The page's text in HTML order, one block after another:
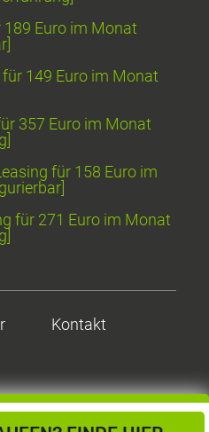
189 Euro im Monat
149 Euro im Monat
357 Euro im Monat
für 158 Euro im
für 271 Euro im Monat
Kontakt